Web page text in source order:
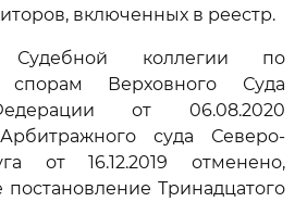
включенных в реестр.
Судебной коллегии по
спорам Верховного Суда
от 06.08.2020
суда Северо-
от 16.12.2019 отменено,
постановление Тринадцатого